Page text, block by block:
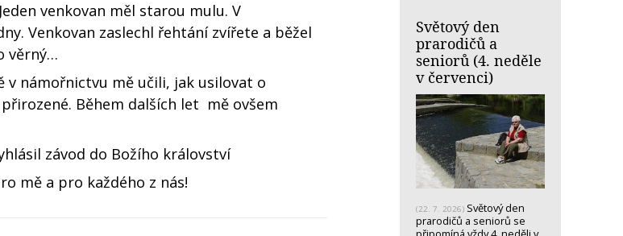
venkovan měl starou mulu. V
Venkovan zaslechl řehtání zvířete a běžel
věrný…
v námořnictvu mě učili, jak usilovat o
Během dalších let mě ovšem
závod do Božího království
mě a pro každého z nás!
Světový den
prarodičů a
seniorů (4. neděle
v červenci)
(22. 7. 2026) Světový den
prarodičů a seniorů se